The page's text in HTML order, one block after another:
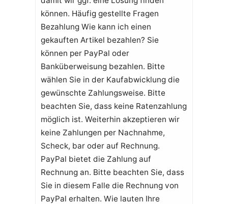
können. Häufig gestellte Fragen
Bezahlung Wie kann ich einen
gekauften Artikel bezahlen? Sie
können per PayPal oder
Banküberweisung bezahlen. Bitte
wählen Sie in der Kaufabwicklung die
gewünschte Zahlungsweise. Bitte
beachten Sie, dass keine Ratenzahlung
möglich ist. Weiterhin akzeptieren wir
keine Zahlungen per Nachnahme,
Scheck, bar oder auf Rechnung.
PayPal bietet die Zahlung auf
Rechnung an. Bitte beachten Sie, dass
Sie in diesem Falle die Rechnung von
PayPal erhalten. Wie lauten Ihre